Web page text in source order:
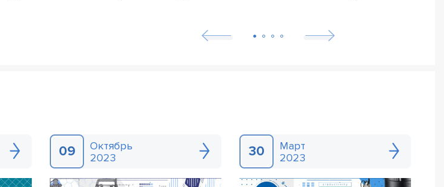
09
Октябрь
2023
30
Март
2023